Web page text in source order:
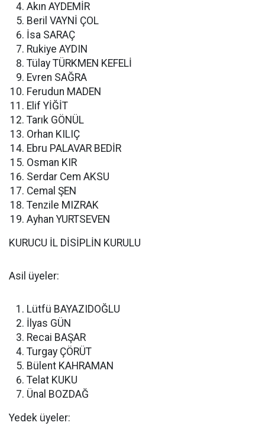
Akın AYDEMİR
Beril VAYNİ ÇOL
İsa SARAÇ
Rukiye AYDIN
Tülay TÜRKMEN KEFELİ
Evren SAĞRA
Ferudun MADEN
Elif YİĞİT
Tarık GÖNÜL
Orhan KILIÇ
Ebru PALAVAR BEDİR
Osman KIR
Serdar Cem AKSU
Cemal ŞEN
Tenzile MIZRAK
Ayhan YURTSEVEN
KURUCU İL DİSİPLİN KURULU
Asil üyeler:
Lütfü BAYAZIDOĞLU
İlyas GÜN
Recai BAŞAR
Turgay ÇÖRÜT
Bülent KAHRAMAN
Telat KUKU
Ünal BOZDAĞ
Yedek üyeler: